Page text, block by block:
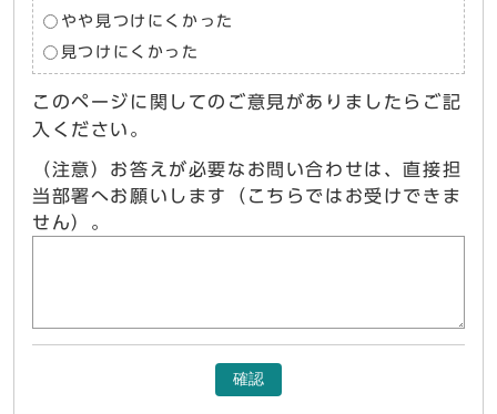
やや見つけにくかった
見つけにくかった
このページに関してのご意見がありましたらご記
入ください。
（注意）お答えが必要なお問い合わせは、直接担
当部署へお願いします（こちらではお受けできま
せん）。
確認